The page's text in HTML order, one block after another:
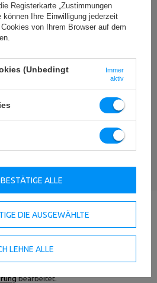
ABSCHICKEN
Produkt stellen
unzureichend ist, können Sie uns
bearbeitet.
Registerkarte „Zustimmungen
können Ihre Einwilligung jederzeit
von Ihrem Browser auf dem
(Unbedingt
Immer
aktiv
DIE AUSGEWÄHLTE
LEHNE ALLE
ALLE